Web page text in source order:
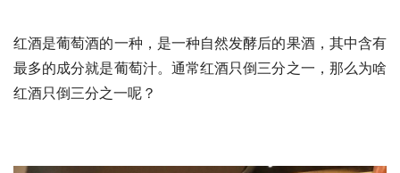
红酒是葡萄酒的一种，是一种自然发酵后的果酒，其中含有
最多的成分就是葡萄汁。通常红酒只倒三分之一，那么为啥
红酒只倒三分之一呢？